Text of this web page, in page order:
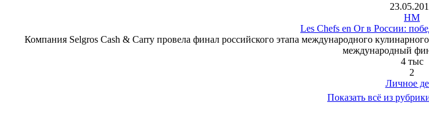
HM
Les Chefs en Or в России:
Компания Selgros Cash & Carry провела финал российского этапа международного
международный
4 тыс
2
Личное
Показать всё из